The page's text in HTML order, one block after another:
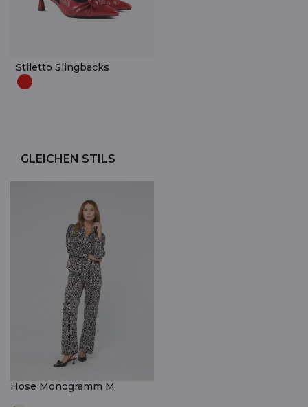
Stiletto Slingbacks
GLEICHEN STILS
Hose Monogramm M